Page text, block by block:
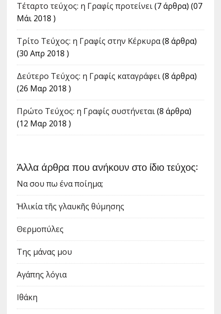
Τέταρτο τεύχος: η Γραφίς προτείνει(7 άρθρα) (07
Μάι 2018 )
Tρίτο Τεύχος: η Γραφίς στην Κέρκυρα(8 άρθρα)
(30 Απρ 2018 )
Δεύτερο Τεύχος: η Γραφίς καταγράφει(8 άρθρα)
(26 Μαρ 2018 )
Πρώτο Τεύχος: η Γραφίς συστήνεται(8 άρθρα)
(12 Μαρ 2018 )
Άλλα άρθρα που ανήκουν στο ίδιο τεύχος:
Να σου πω ένα ποίημα;
Ἡλικία τῆς γλαυκῆς θύμησης
Θερμοπύλες
Της μάνας μου
Αγάπης λόγια
Ιθάκη